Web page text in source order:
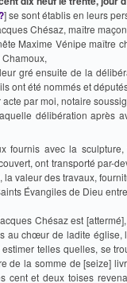
] se sont établis en leurs
Chésaz, maître
Maxime Vénipe maître
gré ensuite de la
ont été nommés et
par moi, notaire
délibération après
fournis avec la
ont transporté par-
la valeur des travaux,
Évangiles de Dieu
Chésaz est
au chœur de ladite église,
telles quelles, se
de la somme de [seize]
cent et deux toises